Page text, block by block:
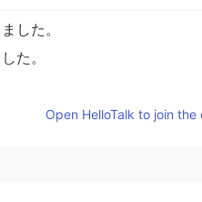
した。
た。
Open HelloTalk to join the